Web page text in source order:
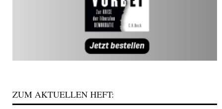
ZUM AKTUELLEN HEFT: